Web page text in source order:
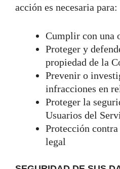
acción es necesaria para:
Cumplir con una
Proteger y
propiedad de la
Prevenir o
infracciones en
Proteger la
Usuarios del
Protección
legal